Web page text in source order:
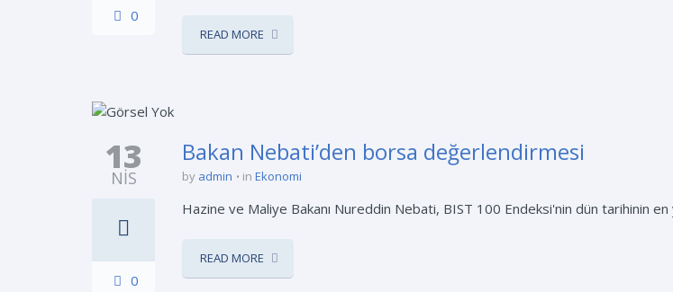
0
READ MORE
13
NIS
0
Bakan Nebati’den borsa değerlendirmesi
by admin in Ekonomi
Hazine ve Maliye Bakanı Nureddin Nebati, BIST 100 Endeksi'nin dün tarihinin en
READ MORE